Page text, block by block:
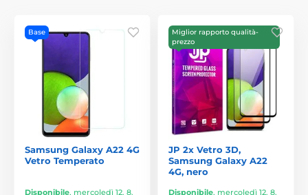
Base
Samsung Galaxy A22 4G
Vetro Temperato
Disponibile, mercoledì 12. 8.
Miglior rapporto qualità-
prezzo
JP 2x Vetro 3D,
Samsung Galaxy A22
4G, nero
Disponibile, mercoledì 12. 8.